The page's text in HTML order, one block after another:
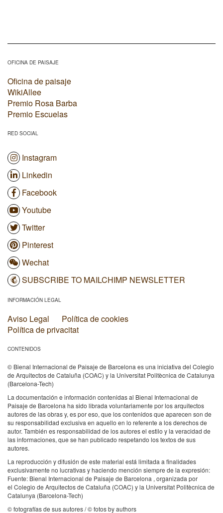
OFICINA DE PAISAJE
Oficina de paisaje
WikiAllee
Premio Rosa Barba
Premio Escuelas
RED SOCIAL
Instagram
Linkedin
Facebook
Youtube
Twitter
Pinterest
Wechat
SUBSCRIBE TO MAILCHIMP NEWSLETTER
INFORMACIÓN LEGAL
Aviso Legal
Política de cookies
Política de privacitat
CONTENIDOS
© Bienal Internacional de Paisaje de Barcelona es una iniciativa del Colegio
de Arquitectos de Cataluña (COAC) y la Universitat Politècnica de Catalunya
(Barcelona-Tech)
La documentación e información contenidas al Bienal Internacional de
Paisaje de Barcelona ha sido librada voluntariamente por los arquitectos
autores de las obras y, es por eso, que los contenidos que aparecen son de
su responsabilidad exclusiva en aquello en lo referente a los derechos de
autor. También es responsabilidad de los autores el estilo y la veracidad de
las informaciones, que se han publicado respetando los textos de sus
autores.
La reproducción y difusión de este material está limitada a finalidades
exclusivamente no lucrativas y haciendo mención siempre de la expresión:
Fuente: Bienal Internacional de Paisaje de Barcelona , organizada por
el Colegio de Arquitectos de Cataluña (COAC) y la Universitat Politècnica de
Catalunya (Barcelona-Tech)
© fotografías de sus autores / © fotos by authors